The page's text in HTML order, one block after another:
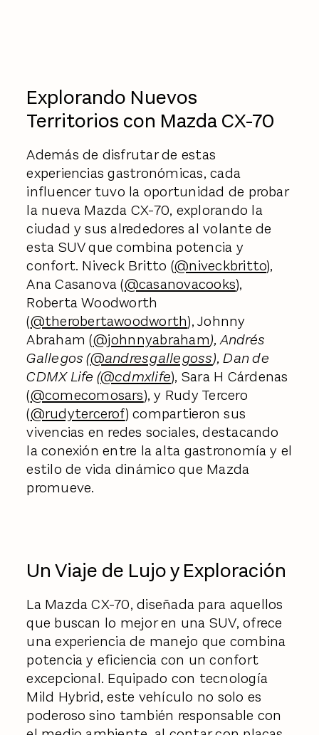
Explorando Nuevos
Territorios con Mazda CX-70
Además de disfrutar de estas
experiencias gastronómicas, cada
influencer tuvo la oportunidad de probar
la nueva Mazda CX-70, explorando la
ciudad y sus alrededores al volante de
esta SUV que combina potencia y
confort. Niveck Britto (@niveckbritto),
Ana Casanova (@casanovacooks),
Roberta Woodworth
(@therobertawoodworth), Johnny
Abraham (@johnnyabraham), Andrés
Gallegos (@andresgallegoss), Dan de
CDMX Life (@cdmxlife), Sara H Cárdenas
(@comecomosars), y Rudy Tercero
(@rudytercerof) compartieron sus
vivencias en redes sociales, destacando
la conexión entre la alta gastronomía y el
estilo de vida dinámico que Mazda
promueve.
Un Viaje de Lujo y Exploración
La Mazda CX-70, diseñada para aquellos
que buscan lo mejor en una SUV, ofrece
una experiencia de manejo que combina
potencia y eficiencia con un confort
excepcional. Equipado con tecnología
Mild Hybrid, este vehículo no solo es
poderoso sino también responsable con